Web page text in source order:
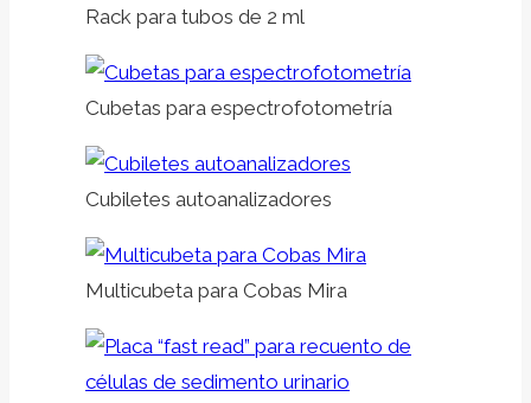
Rack para tubos de 2 ml
Cubetas para espectrofotometría
Cubiletes autoanalizadores
Multicubeta para Cobas Mira